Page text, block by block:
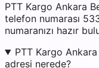
PTT Kargo Ankara
telefon numarası
numaranızı hazır
PTT Kargo
adresi nerede?